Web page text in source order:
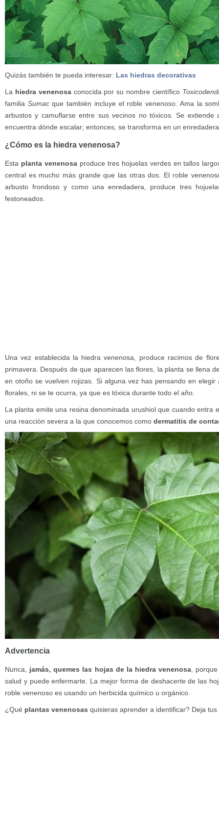
Quizás también te pueda interesar: Las hiedras decorativas
La hiedra venenosaconocida por su nombre científico
familia Sumacque también incluye el roble venenoso. Ama la
arbustos y camuflarse entre sus vecinos no tóxicos. Se
encuentra dónde escalar; entonces, se transforma en un
¿Cómo es la hiedra venenosa?
Esta planta venenosaproduce tres hojuelas verdes en tallos
central es mucho más grande que las otras dos. El roble
arbusto frondoso y como una enredadera, produce tres
festoneados.
Una vez establecida la hiedra venenosa, produce racimos de
primavera. Después de que aparecen las flores, la planta se llena
en otoño se vuelven rojizas. Si alguna vez has pensando en
florales, ni se te ocurra, ya que es tóxica durante todo el año.
La planta emite una resina denominada urushiol que cuando entra
una reacción severa a la que conocemos como dermatitis de
Advertencia
Nunca, jamás, quemes las hojas de la hiedra venenosa ,
salud y puede enfermarte. La mejor forma de deshacerte de las
roble venenoso es usando un herbicida químico u orgánico.
¿Qué plantas venenosas quisieras aprender a identificar? Deja